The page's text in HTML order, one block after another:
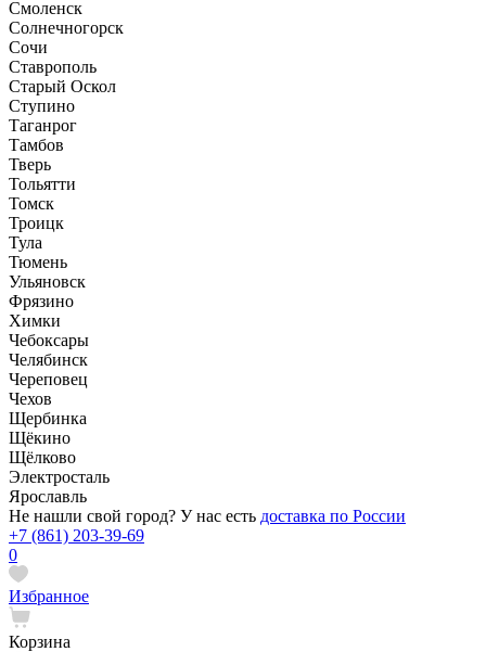
Смоленск
Солнечногорск
Сочи
Ставрополь
Старый Оскол
Ступино
Таганрог
Тамбов
Тверь
Тольятти
Томск
Троицк
Тула
Тюмень
Ульяновск
Фрязино
Химки
Чебоксары
Челябинск
Череповец
Чехов
Щербинка
Щёкино
Щёлково
Электросталь
Ярославль
Не нашли свой город? У нас есть доставка по России
+7 (861) 203-39-69
0
Избранное
Корзина